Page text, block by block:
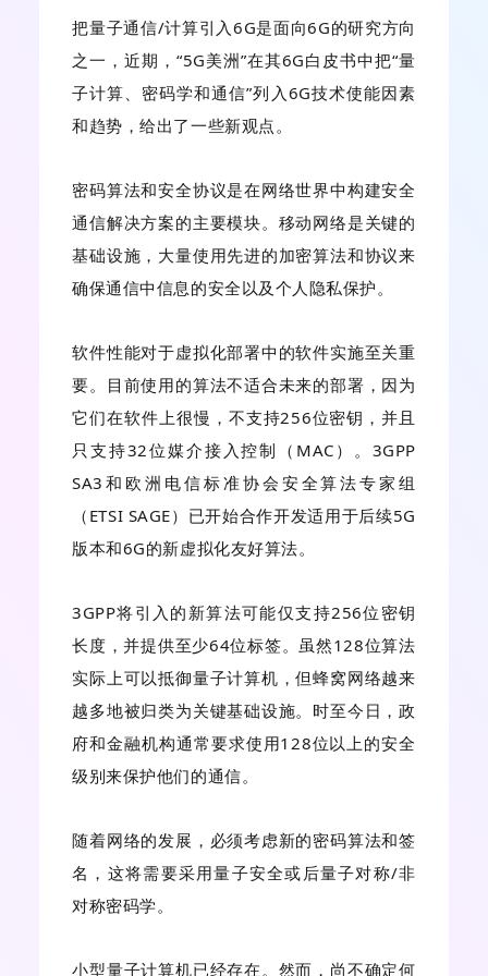
把量子通信/计算引入6G是面向6G的研究方向
之一，近期，“5G美洲”在其6G白皮书中把“量
子计算、密码学和通信”列入6G技术使能因素
和趋势，给出了一些新观点。
密码算法和安全协议是在网络世界中构建安全
通信解决方案的主要模块。移动网络是关键的
基础设施，大量使用先进的加密算法和协议来
确保通信中信息的安全以及个人隐私保护。
软件性能对于虚拟化部署中的软件实施至关重
要。目前使用的算法不适合未来的部署，因为
它们在软件上很慢，不支持256位密钥，并且
只支持32位媒介接入控制（MAC）。3GPP
SA3和欧洲电信标准协会安全算法专家组
（ETSI SAGE）已开始合作开发适用于后续5G
版本和6G的新虚拟化友好算法。
3GPP将引入的新算法可能仅支持256位密钥
长度，并提供至少64位标签。虽然128位算法
实际上可以抵御量子计算机，但蜂窝网络越来
越多地被归类为关键基础设施。时至今日，政
府和金融机构通常要求使用128位以上的安全
级别来保护他们的通信。
随着网络的发展，必须考虑新的密码算法和签
名，这将需要采用量子安全或后量子对称/非
对称密码学。
小型量子计算机已经存在。然而，尚不确定何